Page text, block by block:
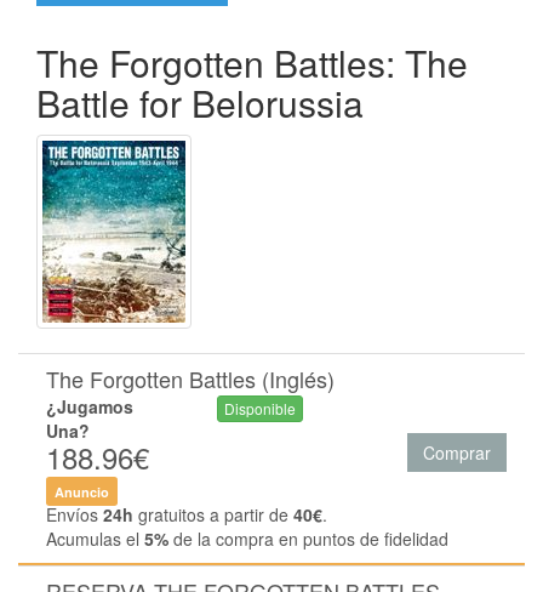
The Forgotten Battles: The
Battle for Belorussia
The Forgotten Battles (Inglés)
¿Jugamos
Una?
188.96€
Disponible
Comprar
Anuncio
Envíos 24h gratuitos a partir de 40€.
Acumulas el 5% de la compra en puntos de fidelidad